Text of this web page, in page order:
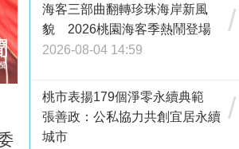
海客三部曲翻轉珍珠海岸新風
貌 2026桃園海客季熱鬧登場
2026-08-04 14:59
/
桃市表揚179個淨零永續典範
張善政：公私協力共創宜居永續
城市
/